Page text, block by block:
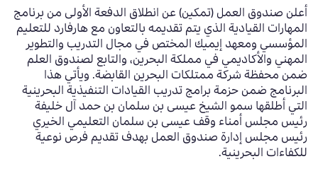
أعلن صندوق العمل (تمكين) عن انطلاق الدفعة الأولى منبرنامج
المهارات القيادية الذي يتم تقديمه بالتعاون مع هارفارد للتعليم
المؤسسي ومعهد إيميك المختص في مجال التدريب والتطوير
المهني والأكاديمي في مملكة البحرين، والتابع لصندوق العلم
ضمن محفظة شركة ممتلكات البحرين القابضة. ويأتي هذا
البرنامج ضمن حزمة برامج تدريب القيادات التنفيذية البحرينية
التي أطلقها سمو الشيخ عيسى بن سلمان بن حمد آل خليفة
رئيس مجلس أمناء وقف عيسى بن سلمان التعليمي الخيري
رئيس مجلس إدارة صندوق العمل بهدف تقديم فرص نوعية
للكفاءات البحرينية.